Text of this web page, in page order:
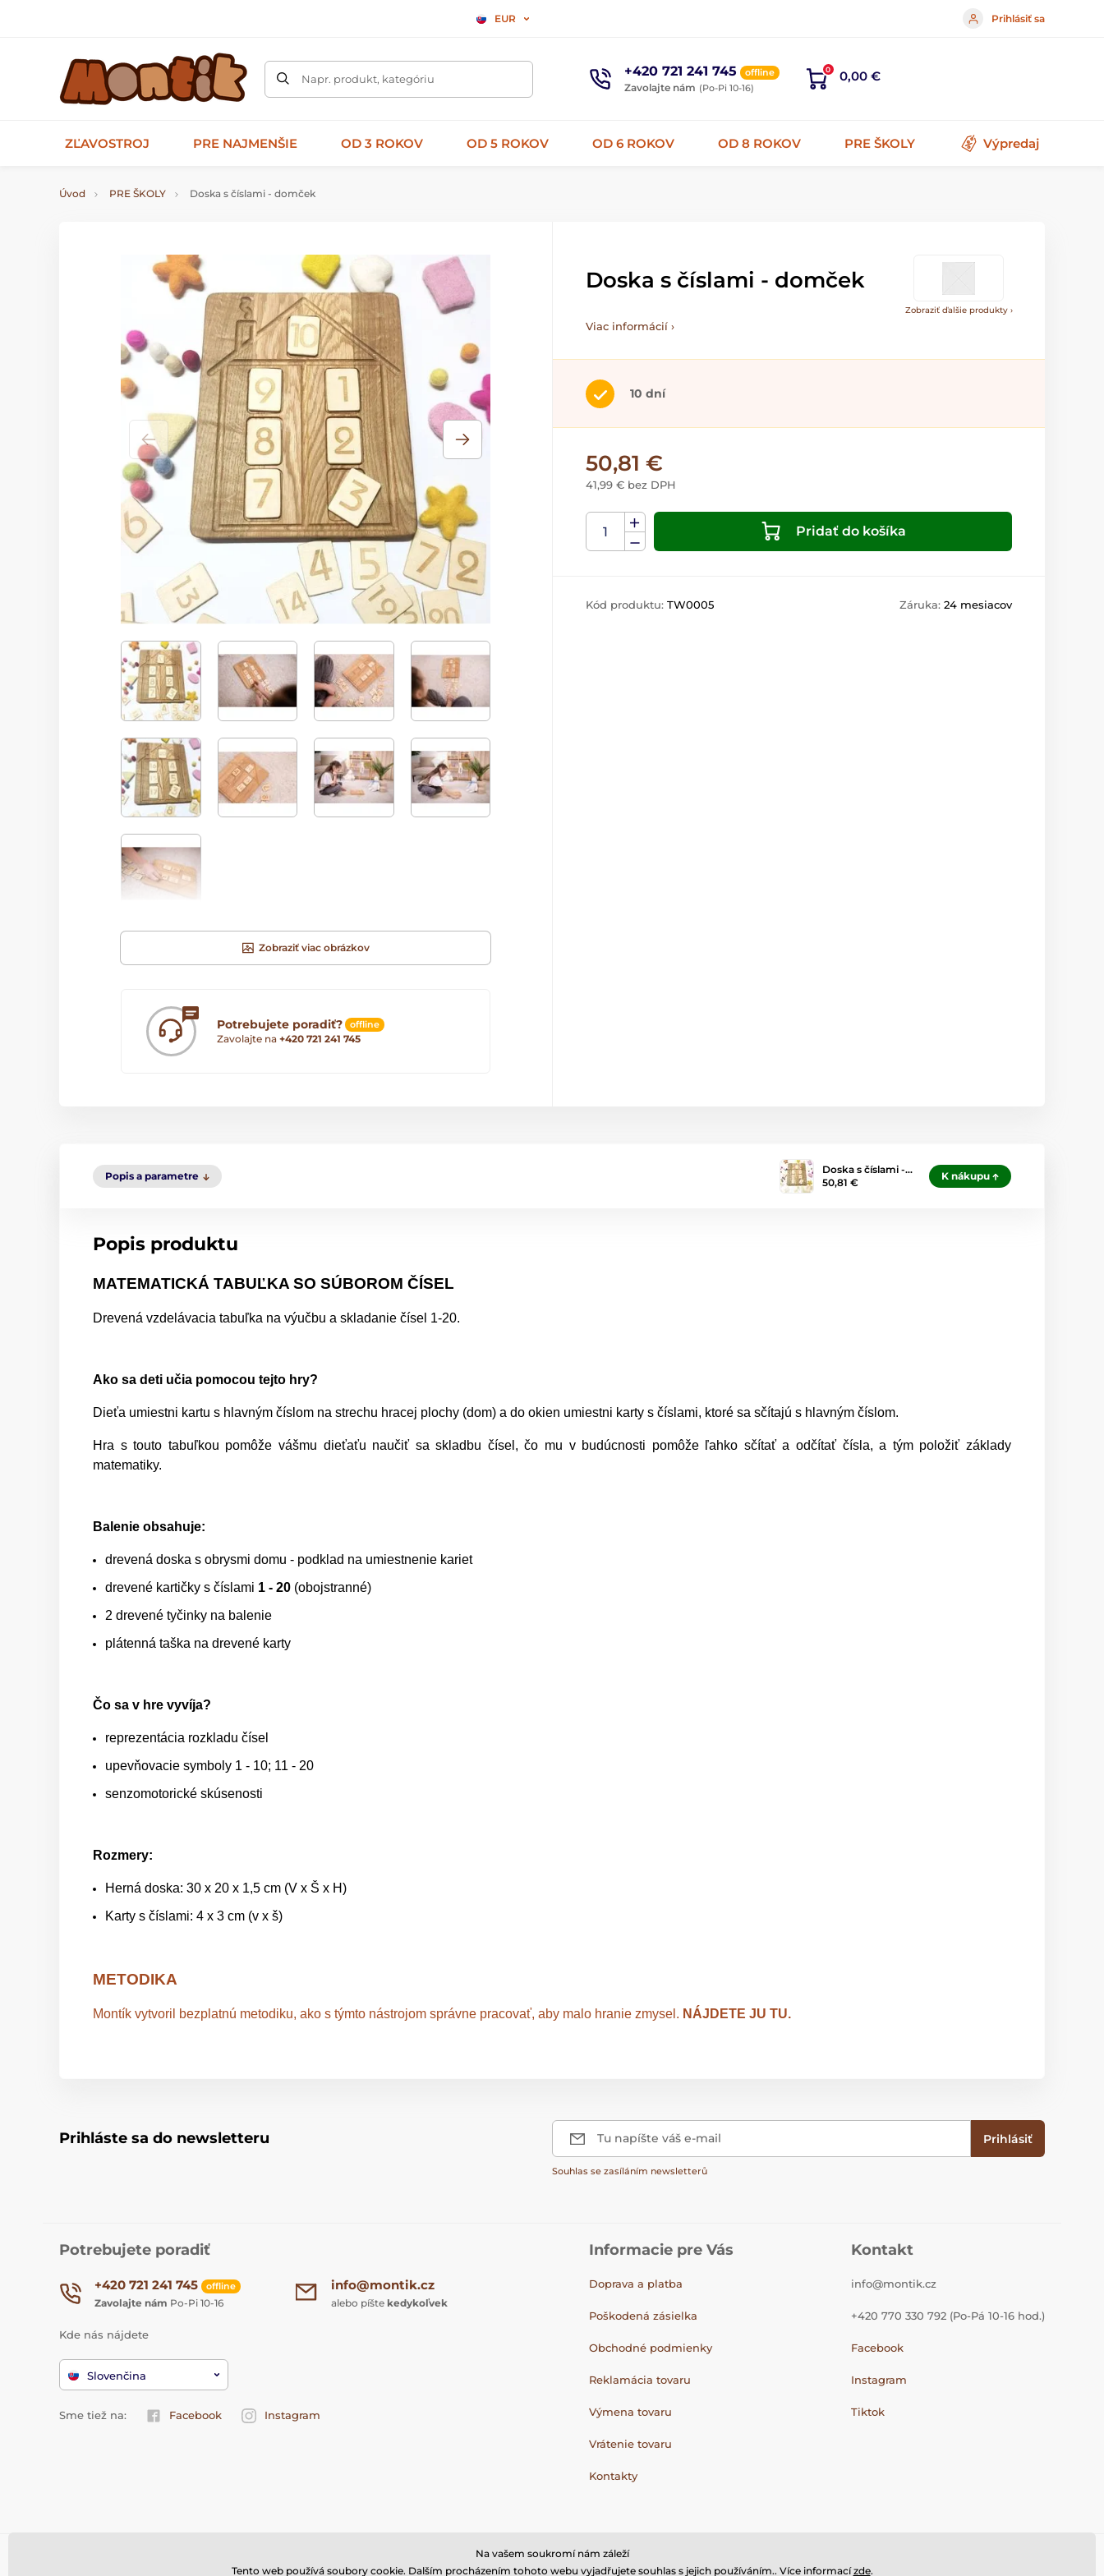
EUR Prihlásiť sa
Napr. produkt, kategóriu +420 721 241 745 offline
Zavolajte nám (Po-Pi 10-16)
0 0,00 €
ZĽAVOSTROJ PRE NAJMENŠIE OD 3 ROKOV OD 5 ROKOV OD 6 ROKOV OD 8 ROKOV PRE ŠKOLY Výpredaj
Úvod PRE ŠKOLY Doska s číslami - domček
Zobraziť ďalšie produkty ›
Zobraziť viac obrázkov
Potrebujete poradiť? offline
Zavolajte na +420 721 241 745
Doska s číslami - domček
Viac informácií ›
10 dní
50,81 €
41,99 € bez DPH
Pridať do košíka
Kód produktu: TW0005 Záruka: 24 mesiacov
Popis a parametre
Doska s číslami -…
50,81 €
K nákupu
Popis produktu
MATEMATICKÁ TABUĽKA SO SÚBOROM ČÍSEL
Drevená vzdelávacia tabuľka na výučbu a skladanie čísel 1-20.
Ako sa deti učia pomocou tejto hry?
Dieťa umiestni kartu s hlavným číslom na strechu hracej plochy (dom) a do okien umiestni karty s číslami, ktoré sa sčítajú s hlavným číslom.
Hra s touto tabuľkou pomôže vášmu dieťaťu naučiť sa skladbu čísel, čo mu v budúcnosti pomôže ľahko sčítať a odčítať čísla, a tým položiť základy
matematiky.
Balenie obsahuje:
drevená doska s obrysmi domu - podklad na umiestnenie kariet
drevené kartičky s číslami 1 - 20 (obojstranné)
2 drevené tyčinky na balenie
plátenná taška na drevené karty
Čo sa v hre vyvíja?
reprezentácia rozkladu čísel
upevňovacie symboly 1 - 10; 11 - 20
senzomotorické skúsenosti
Rozmery:
Herná doska: 30 x 20 x 1,5 cm (V x Š x H)
Karty s číslami: 4 x 3 cm (v x š)
METODIKA
Montík vytvoril bezplatnú metodiku, ako s týmto nástrojom správne pracovať, aby malo hranie zmysel. NÁJDETE JU TU.
Prihláste sa do newsletteru Tu napíšte váš e-mail Prihlásiť
Souhlas se zasíláním newsletterů
Potrebujete poradiť
+420 721 241 745 offline
Zavolajte nám Po-Pi 10-16
info@montik.cz
alebo píšte kedykoľvek
Kde nás nájdete
Slovenčina
Sme tiež na: Facebook Instagram
Informacie pre Vás
Doprava a platba
Poškodená zásielka
Obchodné podmienky
Reklamácia tovaru
Výmena tovaru
Vrátenie tovaru
Kontakty
Kontakt
info@montik.cz
+420 770 330 792 (Po-Pá 10-16 hod.)
Facebook
Instagram
Tiktok
Na vašem soukromí nám záleží
Tento web používá soubory cookie. Dalším procházením tohoto webu vyjadřujete souhlas s jejich používáním.. Více informacízde.